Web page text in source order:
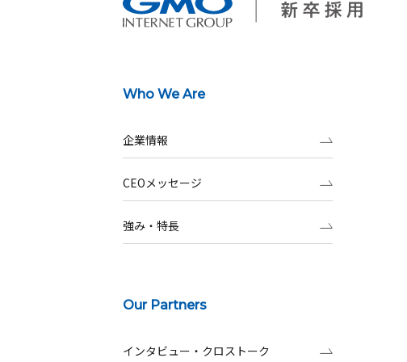
Who We Are
企業情報
CEOメッセージ
強み・特長
Our Partners
インタビュー・クロストーク